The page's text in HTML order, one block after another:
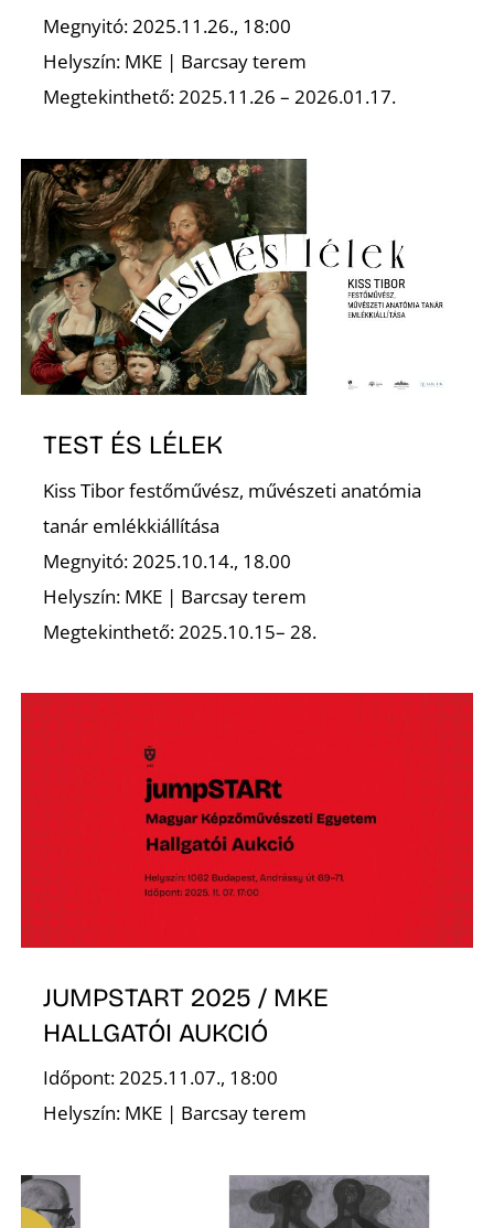
Megnyitó: 2025.11.26., 18:00
Helyszín: MKE | Barcsay terem
Megtekinthető: 2025.11.26 – 2026.01.17.
TEST ÉS LÉLEK
Kiss Tibor festőművész, művészeti anatómia
tanár emlékkiállítása
Megnyitó: 2025.10.14., 18.00
Helyszín: MKE | Barcsay terem
Megtekinthető: 2025.10.15– 28.
JUMPSTART 2025 / MKE
HALLGATÓI AUKCIÓ
Időpont: 2025.11.07., 18:00
Helyszín: MKE | Barcsay terem